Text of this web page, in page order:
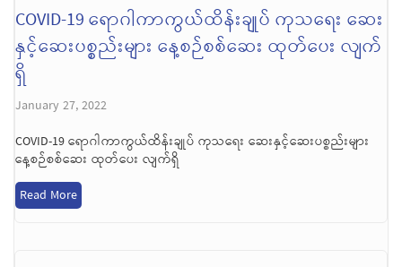
COVID-19 ရောဂါကာကွယ်ထိန်းချုပ် ကုသရေး ဆေး
နှင့်ဆေးပစ္စည်းများ နေ့စဉ်စစ်ဆေး ထုတ်ပေး လျက်
ရှိ
January 27, 2022
COVID-19 ရောဂါကာကွယ်ထိန်းချုပ် ကုသရေး ဆေးနှင့်ဆေးပစ္စည်းများ
နေ့စဉ်စစ်ဆေး ထုတ်ပေး လျက်ရှိ
Read More